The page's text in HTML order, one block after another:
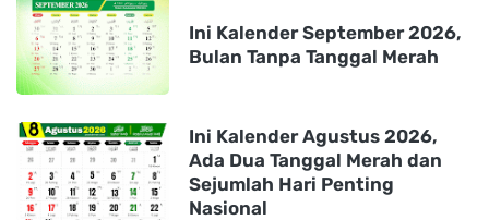
Ini Kalender September 2026,
Bulan Tanpa Tanggal Merah
Ini Kalender Agustus 2026,
Ada Dua Tanggal Merah dan
Sejumlah Hari Penting
Nasional